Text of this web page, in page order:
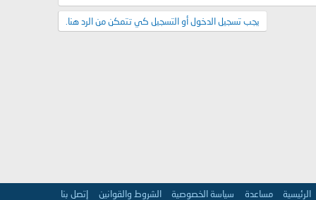
يجب تسجيل الدخول أو التسجيل كي تتمكن من الرد هنا.
الرئيسية مساعدة سياسة الخصوصية الشروط والقوانين إتصل بنا